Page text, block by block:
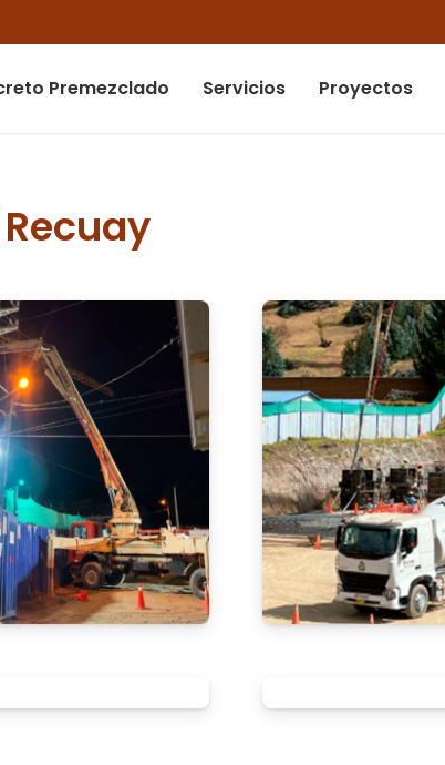
Premezclado Servicios Proyectos